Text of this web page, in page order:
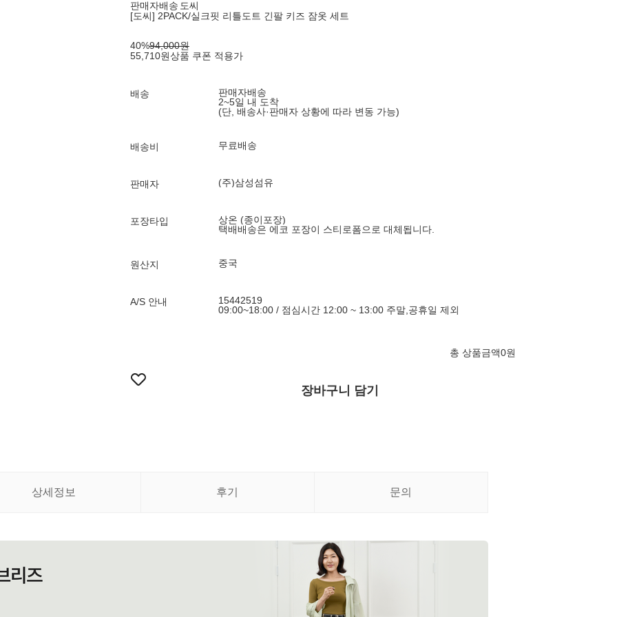
판매자배송 도씨
[도씨] 2PACK/실크핏 리틀도트 긴팔 키즈 잠옷 세트
40%94,000원
55,710원상품 쿠폰 적용가
배송
판매자배송
2~5일 내 도착
(단, 배송사·판매자 상황에 따라 변동 가능)
배송비 무료배송
판매자 (주)삼성섬유
포장타입
상온 (종이포장)
택배배송은 에코 포장이 스티로폼으로 대체됩니다.
원산지 중국
A/S 안내
15442519
09:00~18:00 / 점심시간 12:00 ~ 13:00 주말,공휴일 제외
총 상품금액0원
장바구니 담기
상세정보 후기 문의